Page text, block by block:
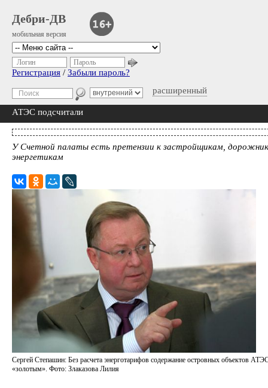
Дебри-ДВ
мобильная версия
расширенный
Логин Пароль
Регистрация / Забыли пароль?
АТЭС подсчитали
У Счетной палаты есть претензии к застройщикам,
энергетикам
Сергей Степашин: Без расчета энерготарифов содержание островных объектов
«золотым». Фото: Злаказова Лилия